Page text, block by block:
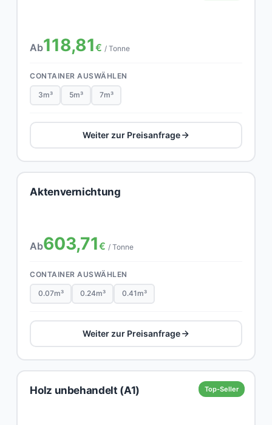
Ab118,81€ / Tonne
CONTAINER AUSWÄHLEN
3m³ 5m³ 7m³
Weiter zur Preisanfrage
Aktenvernichtung
Ab603,71€ / Tonne
CONTAINER AUSWÄHLEN
0.07m³ 0.24m³ 0.41m³
Weiter zur Preisanfrage
Top-Seller
Holz unbehandelt (A1)